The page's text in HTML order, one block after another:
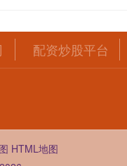
配资炒股平台
HTML地图